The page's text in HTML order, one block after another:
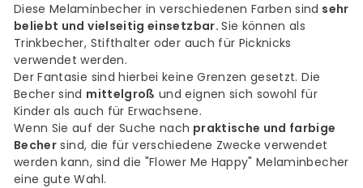
Diese Melaminbecher in verschiedenen Farben sind sehr
beliebt und vielseitig einsetzbar.Sie können als
Trinkbecher, Stifthalter oder auch für Picknicks
verwendet werden.
Der Fantasie sind hierbei keine Grenzen gesetzt.Die
Becher sind mittelgroß und eignen sich sowohl für
Kinder als auch für Erwachsene.
Wenn Sie auf der Suche nach praktische und farbige
Becher sind, die für verschiedene Zwecke verwendet
werden kann, sind die "Flower Me Happy" Melaminbecher
eine gute Wahl.